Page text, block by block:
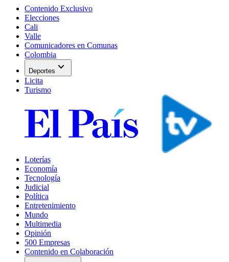
Contenido Exclusivo
Elecciones
Cali
Valle
Comunicadores en Comunas
Colombia
Deportes expand_more
Licita
Turismo
Loterías
Economía
Tecnología
Judicial
Política
Entretenimiento
Mundo
Multimedia
Opinión
500 Empresas
Contenido en Colaboración